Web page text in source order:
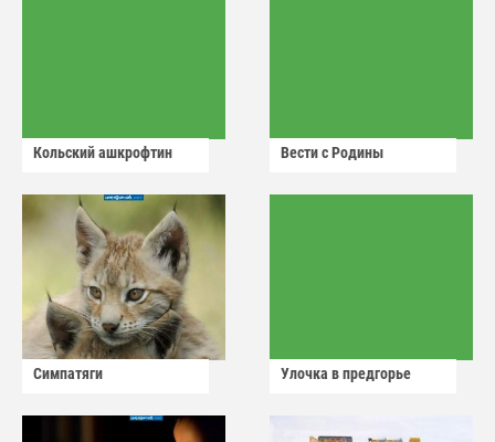
Кольский ашкрофтин Вести с Родины
Симпатяги Улочка в предгорье